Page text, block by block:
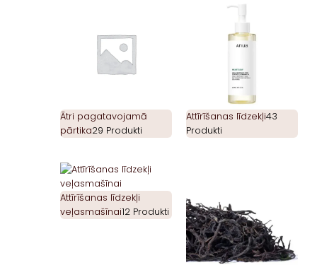
Ātri pagatavojamā
pārtika29 Produkti
Attīrīšanas līdzekļi43
Produkti
Attīrīšanas līdzekļi
veļasmašīnai12 Produkti